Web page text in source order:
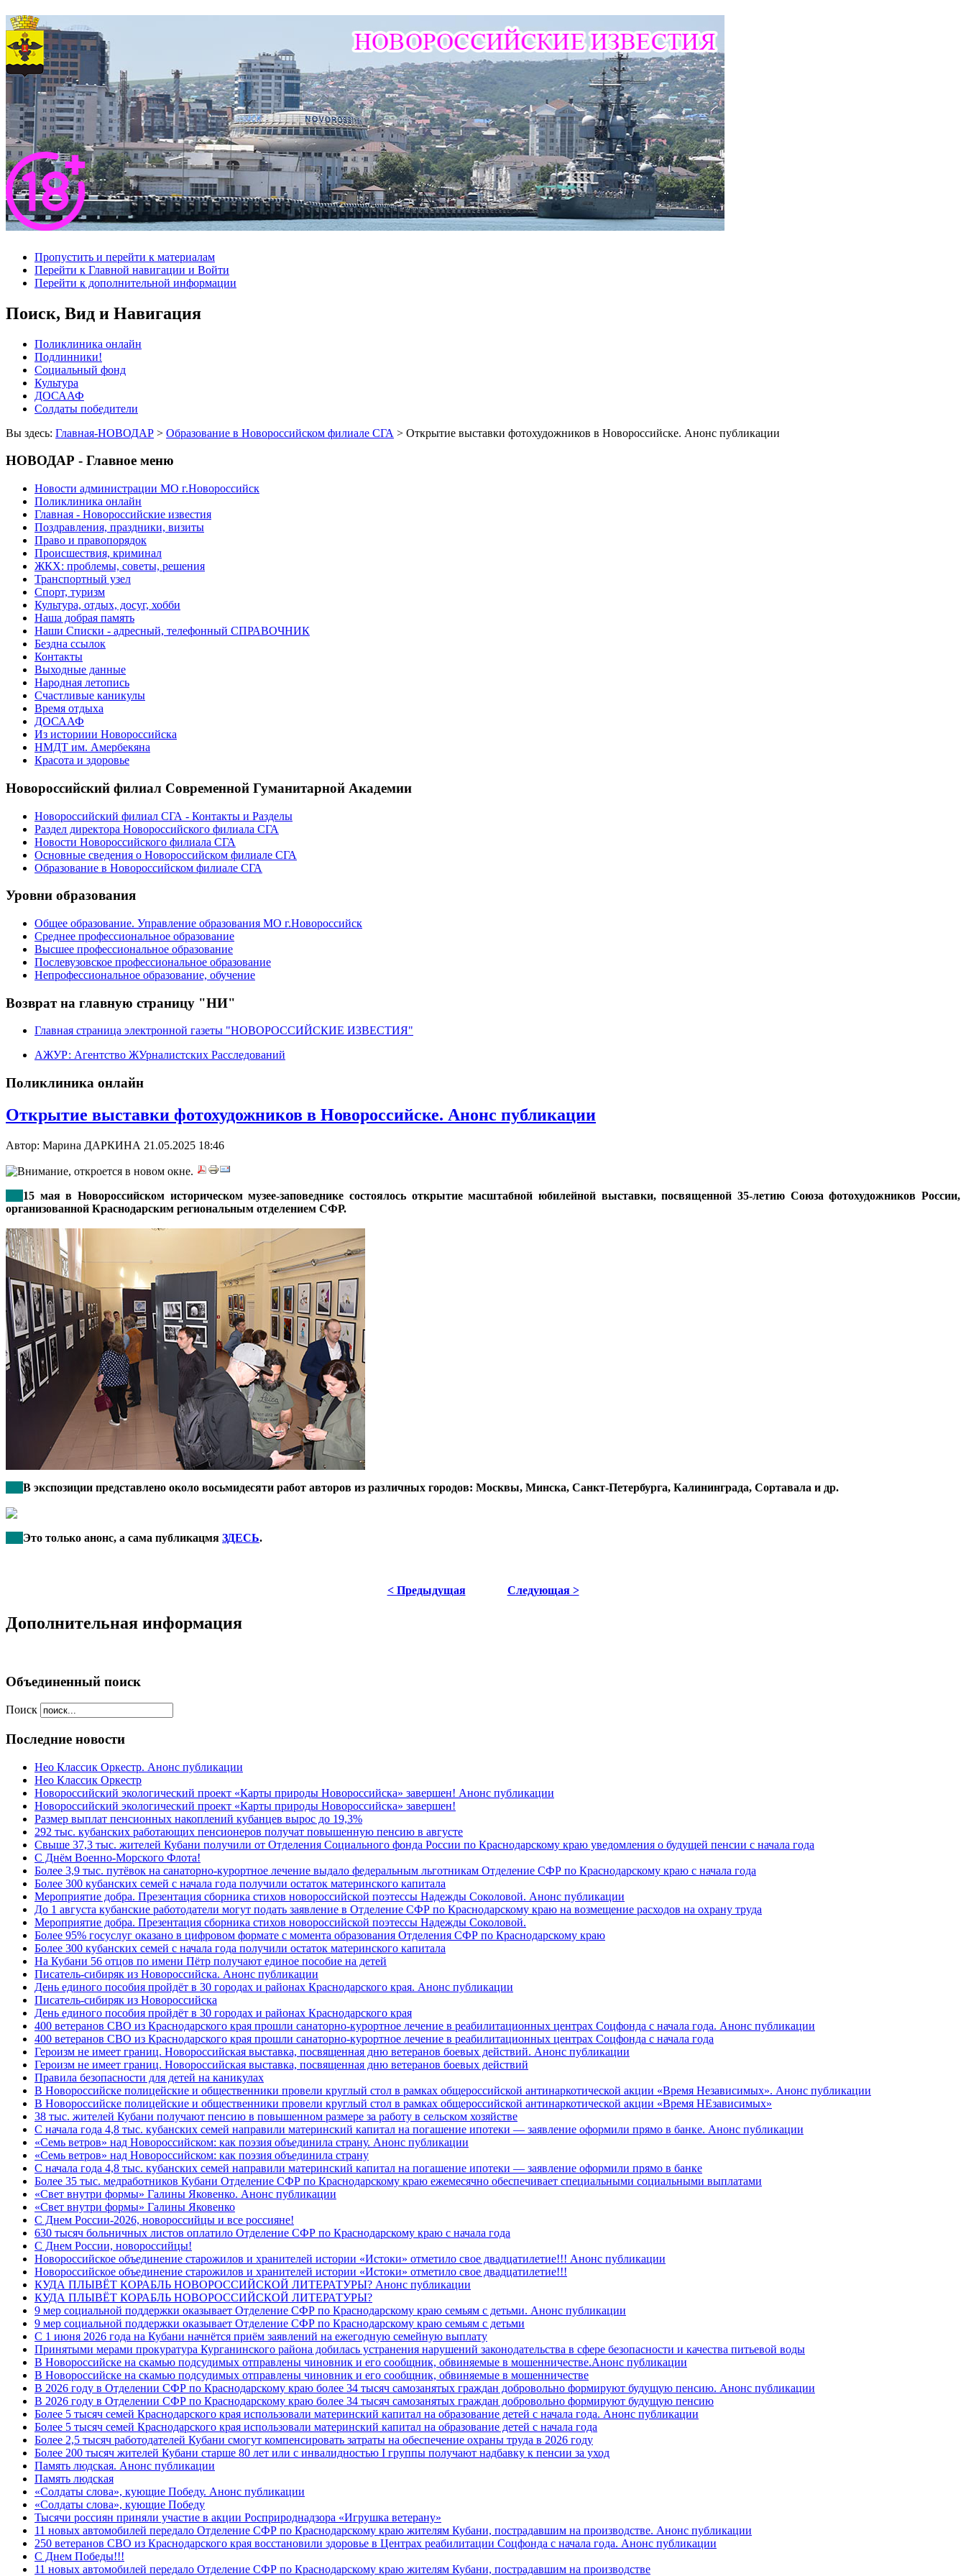
Пропустить и перейти к материалам
Перейти к Главной навигации и Войти
Перейти к дополнительной информации
Поиск, Вид и Навигация
Поликлиника онлайн
Подлинники!
Социальный фонд
Культура
ДОСААФ
Солдаты победители
Вы здесь: Главная-НОВОДАР > Образование в Новороссийском филиале СГА > Открытие выставки фотохудожников в Новороссийске. Анонс публикации
НОВОДАР - Главное меню
Новости администрации МО г.Новороссийск
Поликлиника онлайн
Главная - Новороссийские известия
Поздравления, праздники, визиты
Право и правопорядок
Происшествия, криминал
ЖКХ: проблемы, советы, решения
Транспортный узел
Спорт, туризм
Культура, отдых, досуг, хобби
Наша добрая память
Наши Списки - адресный, телефонный СПРАВОЧНИК
Бездна ссылок
Контакты
Выходные данные
Народная летопись
Счастливые каникулы
Время отдыха
ДОСААФ
Из историии Новороссийска
НМДТ им. Амербекяна
Красота и здоровье
Новороссийский филиал Современной Гуманитарной Академии
Новороссийский филиал СГА - Контакты и Разделы
Раздел директора Новороссийского филиала СГА
Новости Новороссийского филиала СГА
Основные сведения о Новороссийском филиале СГА
Образование в Новороссийском филиале СГА
Уровни образования
Общее образование. Управление образования МО г.Новороссийск
Среднее профессиональное образование
Высшее профессиональное образование
Послевузовское профессиональное образование
Непрофессиональное образование, обучение
Возврат на главную страницу "НИ"
Главная страница электронной газеты "НОВОРОССИЙСКИЕ ИЗВЕСТИЯ"
АЖУР: Агентство ЖУрналистских Расследований
Поликлиника онлайн
Открытие выставки фотохудожников в Новороссийске. Анонс публикации
Автор: Марина ДАРКИНА 21.05.2025 18:46
15 мая в Новороссийском историческом музее-заповеднике состоялось открытие масштабной юбилейной выставки, посвященной 35-летию Союза фотохудожников России,
организованной Краснодарским региональным отделением СФР.
В экспозиции представлено около восьмидесяти работ авторов из различных городов: Москвы, Минска, Санкт-Петербурга, Калининграда, Сортавала и др.
Это только анонс, а сама публикацмя ЗДЕСЬ.
< Предыдущая Следующая >
Дополнительная информация
Объединенный поиск
Поиск
Последние новости
Нео Классик Оркестр. Анонс публикации
Нео Классик Оркестр
Новороссийский экологический проект «Карты природы Новороссийска» завершен! Анонс публикации
Новороссийский экологический проект «Карты природы Новороссийска» завершен!
Размер выплат пенсионных накоплений кубанцев вырос до 19,3%
292 тыс. кубанских работающих пенсионеров получат повышенную пенсию в августе
Свыше 37,3 тыс. жителей Кубани получили от Отделения Социального фонда России по Краснодарскому краю уведомления о будущей пенсии с начала года
C Днём Военно-Морского Флота!
Более 3,9 тыс. путёвок на санаторно-курортное лечение выдало федеральным льготникам Отделение СФР по Краснодарскому краю с начала года
Более 300 кубанских семей с начала года получили остаток материнского капитала
Мероприятие добра. Презентация сборника стихов новороссийской поэтессы Надежды Соколовой. Анонс публикации
До 1 августа кубанские работодатели могут подать заявление в Отделение СФР по Краснодарскому краю на возмещение расходов на охрану труда
Мероприятие добра. Презентация сборника стихов новороссийской поэтессы Надежды Соколовой.
Более 95% госуслуг оказано в цифровом формате с момента образования Отделения СФР по Краснодарскому краю
Более 300 кубанских семей с начала года получили остаток материнского капитала
На Кубани 56 отцов по имени Пётр получают единое пособие на детей
Писатель-сибиряк из Новороссийска. Анонс публикации
День единого пособия пройдёт в 30 городах и районах Краснодарского края. Анонс публикации
Писатель-сибиряк из Новороссийска
День единого пособия пройдёт в 30 городах и районах Краснодарского края
400 ветеранов СВО из Краснодарского края прошли санаторно-курортное лечение в реабилитационных центрах Соцфонда с начала года. Анонс публикации
400 ветеранов СВО из Краснодарского края прошли санаторно-курортное лечение в реабилитационных центрах Соцфонда с начала года
Героизм не имеет границ. Новороссийская выставка, посвященная дню ветеранов боевых действий. Анонс публикации
Героизм не имеет границ. Новороссийская выставка, посвященная дню ветеранов боевых действий
Правила безопасности для детей на каникулах
В Новороссийске полицейские и общественники провели круглый стол в рамках общероссийской антинаркотической акции «Время Независимых». Анонс публикации
В Новороссийске полицейские и общественники провели круглый стол в рамках общероссийской антинаркотической акции «Время НЕзависимых»
38 тыс. жителей Кубани получают пенсию в повышенном размере за работу в сельском хозяйстве
С начала года 4,8 тыс. кубанских семей направили материнский капитал на погашение ипотеки — заявление оформили прямо в банке. Анонс публикации
«Семь ветров» над Новороссийском: как поэзия объединила страну. Анонс публикации
«Семь ветров» над Новороссийском: как поэзия объединила страну
С начала года 4,8 тыс. кубанских семей направили материнский капитал на погашение ипотеки — заявление оформили прямо в банке
Более 35 тыс. медработников Кубани Отделение СФР по Краснодарскому краю ежемесячно обеспечивает специальными социальными выплатами
«Свет внутри формы» Галины Яковенко. Анонс публикации
«Свет внутри формы» Галины Яковенко
C Днем России-2026, новороссийцы и все россияне!
630 тысяч больничных листов оплатило Отделение СФР по Краснодарскому краю с начала года
C Днем России, новороссийцы!
Новороссийское объединение старожилов и хранителей истории «Истоки» отметило свое двадцатилетие!!! Анонс публикации
Новороссийское объединение старожилов и хранителей истории «Истоки» отметило свое двадцатилетие!!!
КУДА ПЛЫВЁТ КОРАБЛЬ НОВОРОССИЙСКОЙ ЛИТЕРАТУРЫ? Анонс публикации
КУДА ПЛЫВЁТ КОРАБЛЬ НОВОРОССИЙСКОЙ ЛИТЕРАТУРЫ?
9 мер социальной поддержки оказывает Отделение СФР по Краснодарскому краю семьям с детьми. Анонс публикации
9 мер социальной поддержки оказывает Отделение СФР по Краснодарскому краю семьям с детьми
С 1 июня 2026 года на Кубани начнётся приём заявлений на ежегодную семейную выплату
Принятыми мерами прокуратура Курганинского района добилась устранения нарушений законодательства в сфере безопасности и качества питьевой воды
В Новороссийске на скамью подсудимых отправлены чиновник и его сообщник, обвиняемые в мошенничестве.Анонс публикации
В Новороссийске на скамью подсудимых отправлены чиновник и его сообщник, обвиняемые в мошенничестве
В 2026 году в Отделении СФР по Краснодарскому краю более 34 тысяч самозанятых граждан добровольно формируют будущую пенсию. Анонс публикации
В 2026 году в Отделении СФР по Краснодарскому краю более 34 тысяч самозанятых граждан добровольно формируют будущую пенсию
Более 5 тысяч семей Краснодарского края использовали материнский капитал на образование детей с начала года. Анонс публикации
Более 5 тысяч семей Краснодарского края использовали материнский капитал на образование детей с начала года
Более 2,5 тысяч работодателей Кубани смогут компенсировать затраты на обеспечение охраны труда в 2026 году
Более 200 тысяч жителей Кубани старше 80 лет или с инвалидностью I группы получают надбавку к пенсии за уход
Память людская. Анонс публикации
Память людская
«Солдаты слова», кующие Победу. Анонс публикации
«Солдаты слова», кующие Победу
Тысячи россиян приняли участие в акции Росприроднадзора «Игрушка ветерану»
11 новых автомобилей передало Отделение СФР по Краснодарскому краю жителям Кубани, пострадавшим на производстве. Анонс публикации
250 ветеранов СВО из Краснодарского края восстановили здоровье в Центрах реабилитации Соцфонда с начала года. Анонс публикации
С Днем Победы!!!
11 новых автомобилей передало Отделение СФР по Краснодарскому краю жителям Кубани, пострадавшим на производстве